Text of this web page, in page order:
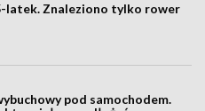
latek. Znaleziono tylko rower
pod samochodem.